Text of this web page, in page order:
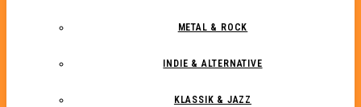
METAL & ROCK
INDIE & ALTERNATIVE
KLASSIK & JAZZ